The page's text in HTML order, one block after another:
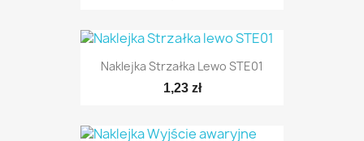
Naklejka Strzałka Lewo STE01
1,23 zł